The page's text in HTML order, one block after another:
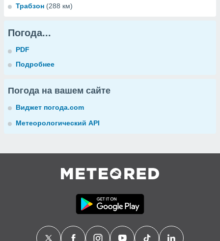
Трабзон (288 км)
Погода...
PDF
Подробнее
Погода на вашем сайте
Виджет погода.com
Метеорологический API